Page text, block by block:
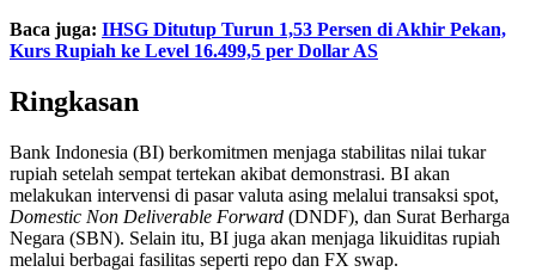
Baca juga: IHSG Ditutup Turun 1,53 Persen di Akhir Pekan,
Kurs Rupiah ke Level 16.499,5 per Dollar AS
Ringkasan
Bank Indonesia (BI) berkomitmen menjaga stabilitas nilai tukar
rupiah setelah sempat tertekan akibat demonstrasi. BI akan
melakukan intervensi di pasar valuta asing melalui transaksi spot,
Domestic Non Deliverable Forward (DNDF), dan Surat Berharga
Negara (SBN). Selain itu, BI juga akan menjaga likuiditas rupiah
melalui berbagai fasilitas seperti repo dan FX swap.